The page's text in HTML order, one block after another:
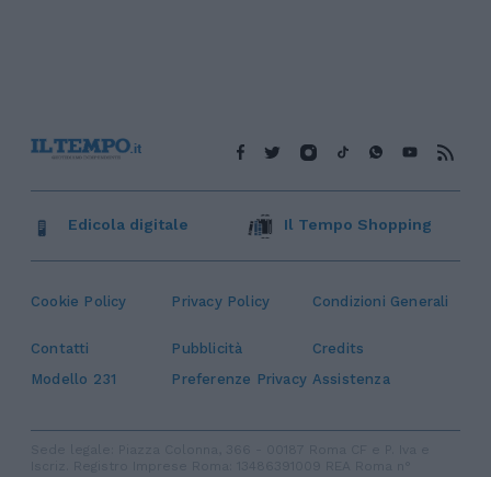
Cookie Policy Privacy Policy Condizioni Generali
Contatti Pubblicità
Credits
Modello 231
Preferenze Privacy Assistenza
Edicola digitale Il Tempo Shopping